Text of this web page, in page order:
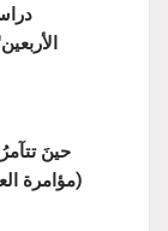
حينَ
(مؤامرة